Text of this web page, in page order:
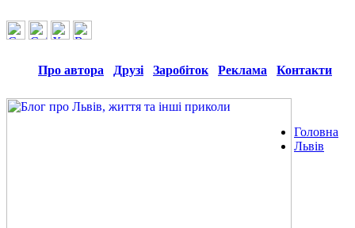
Про автора Друзі Заробіток Реклама Контакти
Головна
Львів